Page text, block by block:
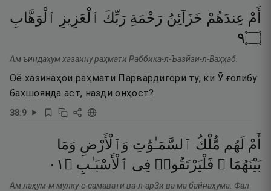
أَمْ عِندَهُمْ خَزَآئِنُ رَحْمَةِ رَبِّكَ ٱلْعَزِيزِ
ٱلْوَهَّابِ
۝٩
Ам ъиндаҳум хазаину раҳмати Раббика-л-Ъазӣзи-л-Ваҳҳаб.
Оё хазинаҳои раҳмати Парвардигори ту, ки Ӯ ғолибу
бахшоянда аст, назди онҳост?
38:9
أَمْ لَهُم مُّلْكُ ٱلسَّمَـٰوَٰتِ وَٱلْأَرْضِ وَمَا
بَيْنَهُمَا ۖ فَلْيَرْتَقُوا۟ فِى ٱلْأَسْبَـٰبِ ۝ ١٠
Ам лаҳум-м мулку-с-самавати ва-л-арЗи ва ма байнаҳума. Фал